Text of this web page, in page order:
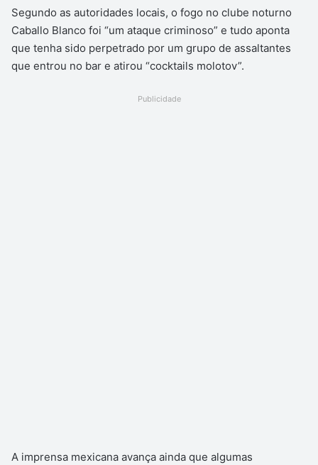
Segundo as autoridades locais, o fogo no clube noturno
Caballo Blanco foi “um ataque criminoso” e tudo aponta
que tenha sido perpetrado por um grupo de assaltantes
que entrou no bar e atirou “cocktails molotov”.
Publicidade
A imprensa mexicana avança ainda que algumas